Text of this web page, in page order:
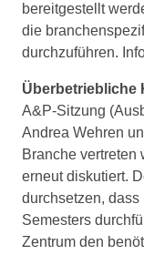
bereitgestellt
die
durchzuführen.
Überbetriebliche
A&P-Sitzung
Andrea Wehren
Branche vertreten
erneut diskutiert.
durchsetzen,
Semesters
Zentrum den